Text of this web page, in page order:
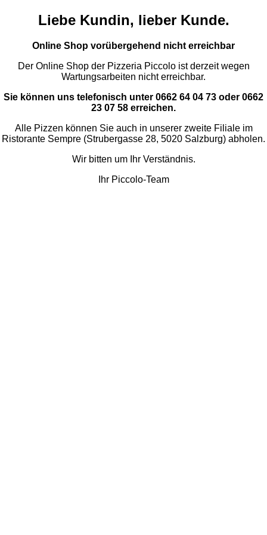
Liebe Kundin, lieber Kunde.
Online Shop vorübergehend nicht erreichbar
Der Online Shop der Pizzeria Piccolo ist derzeit wegen
Wartungsarbeiten nicht erreichbar.
Sie können uns telefonisch unter 0662 64 04 73 oder 0662
23 07 58 erreichen.
Alle Pizzen können Sie auch in unserer zweite Filiale im
Ristorante Sempre (Strubergasse 28, 5020 Salzburg) abholen.
Wir bitten um Ihr Verständnis.
Ihr Piccolo-Team